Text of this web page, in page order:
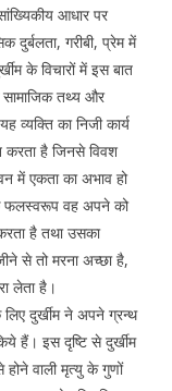
आधार पर
दुर्बलता, गरीबी, प्रेम में
के विचारों में इस बात
सामाजिक तथ्य और
व्यक्ति का निजी कार्य
करता है जिनसे विवश
में एकता का अभाव हो
फलस्वरूप वह अपने को
है तथा उसका
से तो मरना अच्छा है,
लेता है।
दुर्खीम ने अपने ग्रन्थ
हैं। इस दृष्टि से दुर्खीम
वाली मृत्यु के गुणों